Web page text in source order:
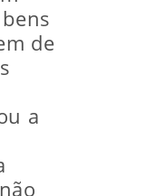
de
a